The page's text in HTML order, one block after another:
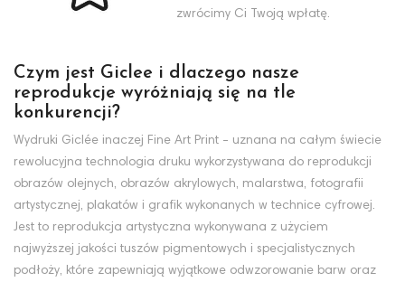
zwrócimy Ci Twoją wpłatę.
Czym jest Giclee i dlaczego nasze
reprodukcje wyróżniają się na tle
konkurencji?
Wydruki Giclée inaczej Fine Art Print - uznana na całym świecie
rewolucyjna technologia druku wykorzystywana do reprodukcji
obrazów olejnych, obrazów akrylowych, malarstwa, fotografii
artystycznej, plakatów i grafik wykonanych w technice cyfrowej.
Jest to reprodukcja artystyczna wykonywana z użyciem
najwyższej jakości tuszów pigmentowych i specjalistycznych
podłoży, które zapewniają wyjątkowe odwzorowanie barw oraz